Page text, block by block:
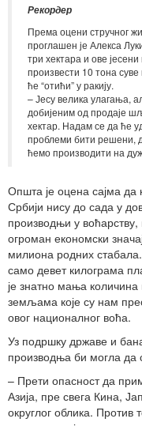
Рекордер
Према оцени стручног
проглашен је Алекса
три хектара и ове
произвести 10 тона
ће “отићи” у ракију.
– Јесу велика улагања,
добијеним од продаје
хектар. Надам се да ће
проблеми бити решени,
ћемо производити на
Општа је оцена сајма
Србији нису до сада у
производњи у
огроман економски
милиона родних
само девет килограма
је знатно мања
земљама које су нам
овог националног воћа.
Уз подршку државе и
производња би могла да
– Прети опасност да
Азија, пре свега Кина,
округлог облика.